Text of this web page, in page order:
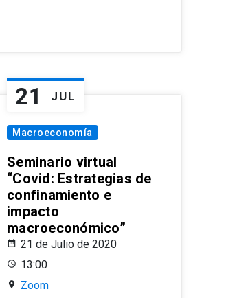
21 JUL
Macroeconomía
Seminario virtual
“Covid: Estrategias de
confinamiento e
impacto
macroeconómico”
21 de Julio de 2020
13:00
Zoom